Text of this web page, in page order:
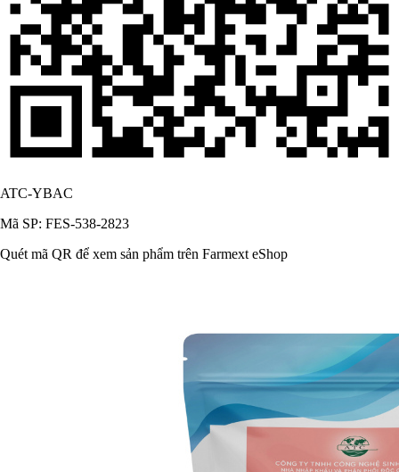
ATC-YBAC
Mã SP: FES-538-2823
Quét mã QR để xem sản phẩm trên Farmext eShop